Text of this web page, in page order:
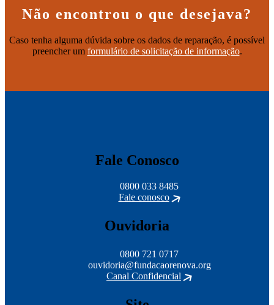
Não encontrou o que desejava?
Caso tenha alguma dúvida sobre os dados de reparação, é possível
preencher um formulário de solicitação de informação.
Fale Conosco
0800 033 8485
Fale conosco
Ouvidoria
0800 721 0717
ouvidoria@fundacaorenova.org
Canal Confidencial